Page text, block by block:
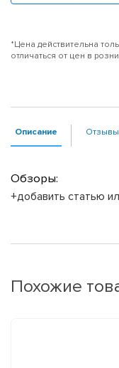
*Цена действительна
отличаться от цен в
Описание Отзывы
Обзоры:
+добавить статью
Похожие